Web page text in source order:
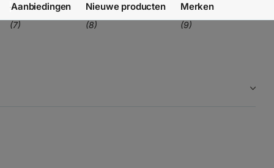
Aanbiedingen
(7)
Nieuwe producten
(8)
Merken
(9)